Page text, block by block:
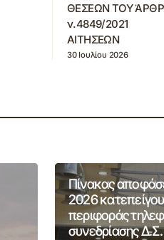
ΘΕΣΕΩΝ ΤΟΥ
ν.4849/2021
ΑΙΤΗΣΕΩΝ
30 Ιουλίου 2026
Πίνακας
2026
περιφοράς
συνεδρίασης Δ.Σ.